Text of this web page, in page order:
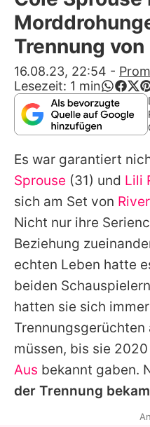
Alle
App
Utiq
Trennung von
16.08.23, 22:54 -
Lesezeit: 1 min
Es war garantiert
Sprouse (31) und Lili
sich am Set von
Nicht nur ihre
Beziehung
echten Leben hatte
beiden
hatten sie sich
müssen, bis sie
Aus bekannt gaben.
der Trennung